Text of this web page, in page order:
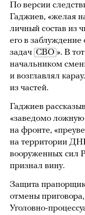
По версии
Гаджиев, «желая
личный состав из
его в
задач СВО ». В
начальником
и возглавлял
из частей.
Гаджиев
«заведомо
на фронте,
на территории
вооруженных сил
признал вину.
Защита
отмены
Уголовно-